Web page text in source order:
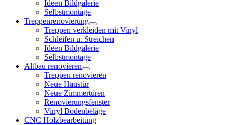
Ideen Bildgalerie
Selbstmontage
Treppenrenovierung
Treppen verkleiden mit Vinyl
Schleifen u. Streichen
Ideen Bildgalerie
Selbstmontage
Altbau renovieren
Treppen renovieren
Neue Haustür
Neue Zimmertüren
Renovierungsfenster
Vinyl Bodenbeläge
CNC Holzbearbeitung